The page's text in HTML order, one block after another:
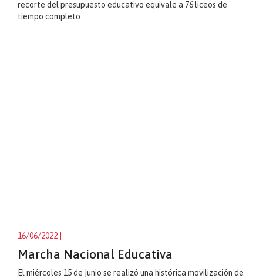
recorte del presupuesto educativo equivale a 76 liceos de
tiempo completo.
16/06/2022
Marcha Nacional Educativa
El miércoles 15 de junio se realizó una histórica movilización de